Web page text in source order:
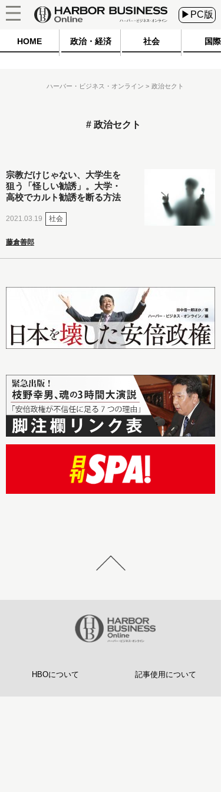
▶PC版
HOME 政治・経済 社会 国際
ハーバー・ビジネス・オンライン 政治セクト
政治セクト
宗教だけじゃない、大学生を
狙う「怪しい勧誘」。大学・
高校でカルト勧誘を断る方法
2021.03.19 社会
藤倉善郎
HBOについて 記事使用について